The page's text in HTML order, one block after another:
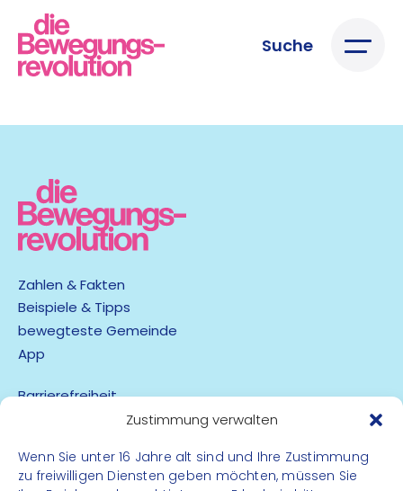
Zustimmung verwalten
Wenn Sie unter 16 Jahre alt sind und Ihre Zustimmung
zu freiwilligen Diensten geben möchten, müssen Sie
Suche
Zahlen & Fakten
Beispiele & Tipps
bewegteste Gemeinde
App
Barrierefreiheit
Kontakt